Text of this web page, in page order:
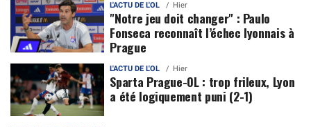
L'ACTU DE L'OL Hier
"Notre jeu doit changer" : Paulo
Fonseca reconnaît l’échec lyonnais à
Prague
L'ACTU DE L'OL Hier
Sparta Prague-OL : trop frileux, Lyon
a été logiquement puni (2-1)